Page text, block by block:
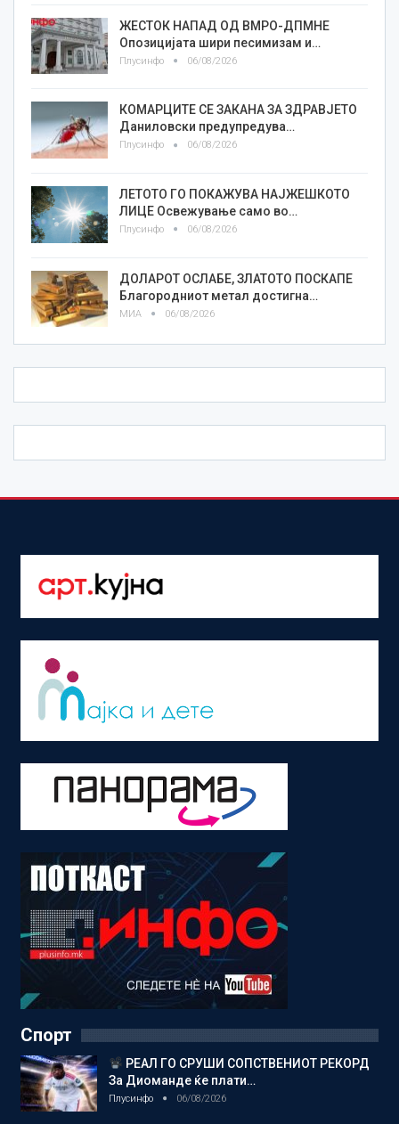
ЖЕСТОК НАПАД ОД ВМРО-ДПМНЕ
Опозицијата шири песимизам и…
Плусинфо 06/08/2026
КОМАРЦИТЕ СЕ ЗАКАНА ЗА ЗДРАВЈЕТО
Даниловски предупредува…
Плусинфо 06/08/2026
ЛЕТОТО ГО ПОКАЖУВА НАЈЖЕШКОТО
ЛИЦE Освежување само во…
Плусинфо 06/08/2026
ДОЛАРОТ ОСЛАБЕ, ЗЛАТОТО ПОСКАПЕ
Благородниот метал достигна…
МИА 06/08/2026
Спорт
РЕАЛ ГО СРУШИ СОПСТВЕНИОТ РЕКОРД
За Диоманде ќе плати…
Плусинфо 06/08/2026